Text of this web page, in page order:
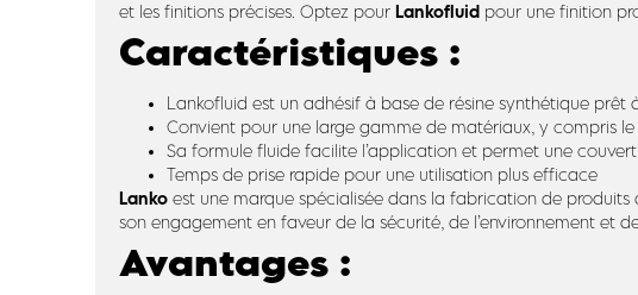
et les finitions précises. Optez pour Lankofluid pour une finition
Caractéristiques :
Lankofluid est un adhésif à base de résine synthétique prêt
Convient pour une large gamme de matériaux, y compris
Sa formule fluide facilite l’application et permet une
Temps de prise rapide pour une utilisation plus efficace
Lanko est une marque spécialisée dans la fabrication de
son engagement en faveur de la sécurité, de l’environnement et de
Avantages :